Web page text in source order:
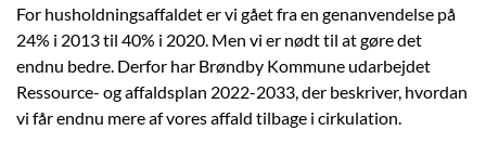
For husholdningsaffaldet er vi gået fra en genanvendelse på
24% i 2013 til 40% i 2020. Men vi er nødt til at gøre det
endnu bedre. Derfor har Brøndby Kommune udarbejdet
Ressource- og affaldsplan 2022-2033, der beskriver, hvordan
vi får endnu mere af vores affald tilbage i cirkulation.